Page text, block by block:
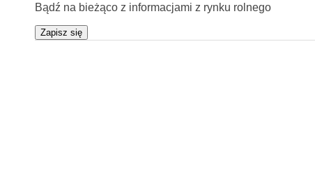
Bądź na bieżąco z informacjami z rynku rolnego
Zapisz się